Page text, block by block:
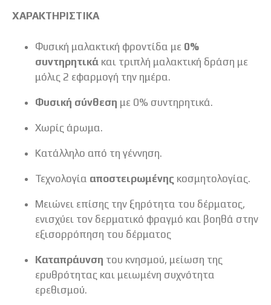
ΧΑΡΑΚΤΗΡΙΣΤΙΚΑ
Φυσική μαλακτική φροντίδα με 0%
συντηρητικά και τριπλή μαλακτική δράση με
μόλις 2 εφαρμογή την ημέρα.
Φυσική σύνθεση με 0% συντηρητικά.
Χωρίς άρωμα.
Κατάλληλο από τη γέννηση.
Τεχνολογία αποστειρωμένης κοσμητολογίας.
Μειώνει επίσης την ξηρότητα του δέρματος,
ενισχύει τον δερματικό φραγμό και βοηθά στην
εξισορρόπηση του δέρματος
Καταπράυνση του κνησμού, μείωση της
ερυθρότητας και μειωμένη συχνότητα
ερεθισμού.